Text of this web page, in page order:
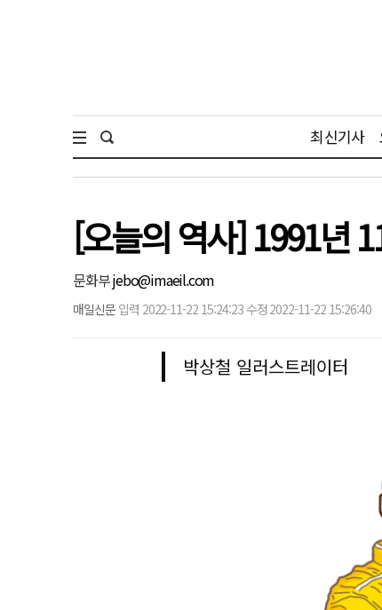
최신기사
[오늘의 역사] 1991년
문화부jebo@imaeil.com
매일신문 입력 2022-11-22 15:24:23 수정 2022-11-22 15:26:40
박상철 일러스트레이터